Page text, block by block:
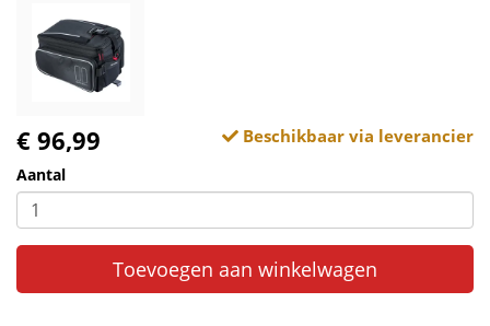
€ 96,99 Beschikbaar via leverancier
Aantal
Toevoegen aan winkelwagen